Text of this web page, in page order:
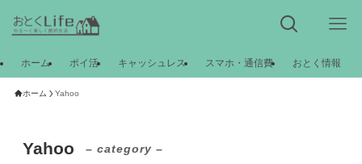
ホーム ポイ活 キャッシュレス スマホ・通信費 おとく情報
ホーム Yahoo
Yahoo – category –